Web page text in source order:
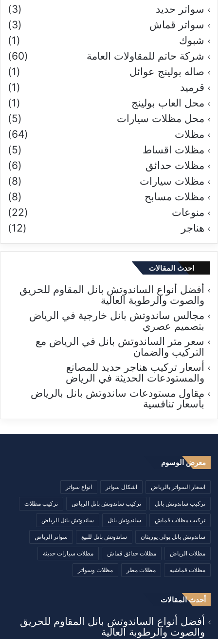
سواتر حديد
(3)
سواتر قماش
(3)
شبوك
(1)
شركة حاتم للمقاولات العامة
(60)
صاله بولينج عوائل
(1)
قرميد
(1)
محل العاب بولينج
(1)
محل مظلات سيارات
(5)
مظلات
(64)
مظلات اقساط
(5)
مظلات حدائق
(6)
مظلات سيارات
(8)
مظلات مسابح
(8)
منوعات
(22)
هناجر
(12)
احدث المقالات
أفضل أنواع الساندوتش بانل المقاوم للحريق
والصوت والرطوبة العالية
مجالس ساندوتش بانل خارجية في الرياض
بتصميم عصري
سعر متر الساندوتش بانل في الرياض مع
التركيب والضمان
أسعار تركيب هناجر حديد للمصانع
والمستودعات الحديثة في الرياض
مقاول مستودعات ساندوتش بانل بالرياض
بأسعار تنافسية
معرض الوسوم
اسعار السواتر بالرياض اشكال سواتر انواع سواتر
تركيب ساندوتش بانل تركيب ساندوتش بانل الرياض تركيب مظلات
تركيب مظلات قماش ساندوتش بانل ساندوتش بانل الرياض
ساندوتش بانل بولي يوريثان ساندوتش بانل للبيع سواتر الرياض
مظلات الرياض مظلات حدائق قماش مظلات سيارات حديثة
مظلات قماشيه مظلات مطر مظلات وسواتر
أحدث المقالات
أفضل أنواع الساندوتش بانل المقاوم للحريق
والصوت والرطوبة العالية